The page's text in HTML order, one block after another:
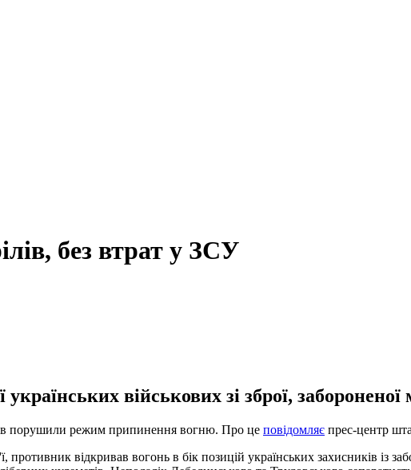
без втрат у ЗСУ
військових зі зброї,
порушили режим припинення вогню. Про це повідомляє прес-центр
противник відкривав вогонь в бік позицій українських захисників із